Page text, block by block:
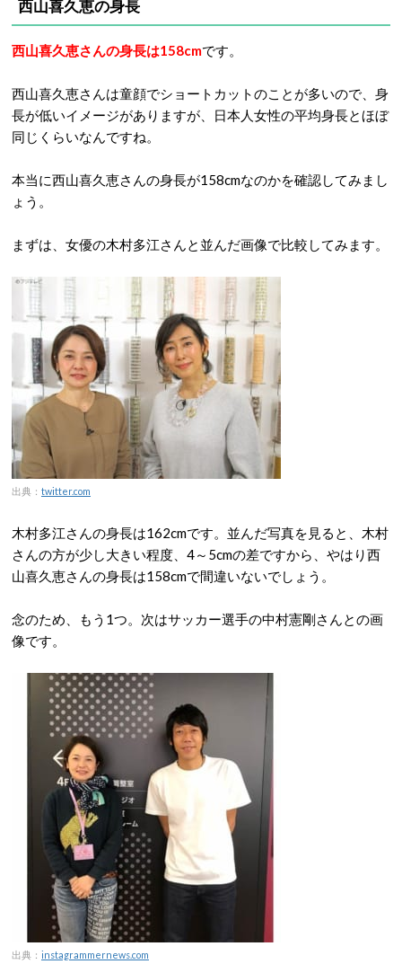
西山喜久恵の身長
西山喜久恵さんの身長は158cmです。
西山喜久恵さんは童顔でショートカットのことが多いので、身
長が低いイメージがありますが、日本人女性の平均身長とほぼ
同じくらいなんですね。
本当に西山喜久恵さんの身長が158cmなのかを確認してみまし
ょう。
まずは、女優の木村多江さんと並んだ画像で比較してみます。
出典： twitter.com
木村多江さんの身長は162cmです。並んだ写真を見ると、木村
さんの方が少し大きい程度、4～5cmの差ですから、やはり西
山喜久恵さんの身長は158cmで間違いないでしょう。
念のため、もう1つ。次はサッカー選手の中村憲剛さんとの画
像です。
出典： instagrammernews.com